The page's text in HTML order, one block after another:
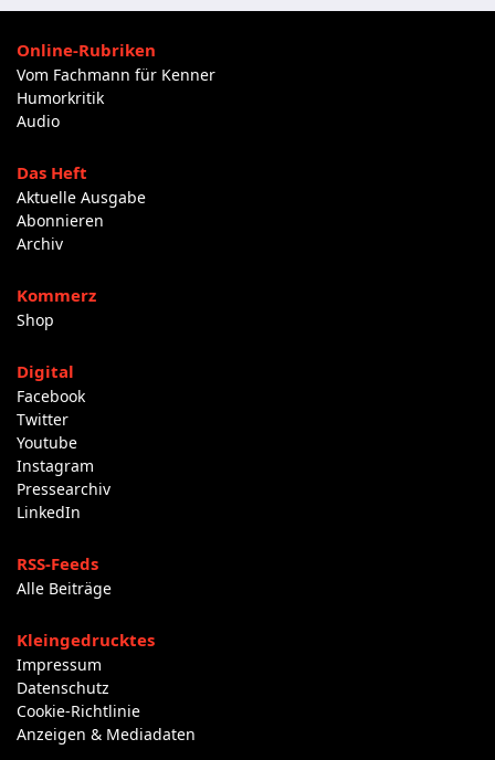
Online-Rubriken
Vom Fachmann für Kenner
Humorkritik
Audio
Das Heft
Aktuelle Ausgabe
Abonnieren
Archiv
Kommerz
Shop
Digital
Facebook
Twitter
Youtube
Instagram
Pressearchiv
LinkedIn
RSS-Feeds
Alle Beiträge
Kleingedrucktes
Impressum
Datenschutz
Cookie-Richtlinie
Anzeigen & Mediadaten